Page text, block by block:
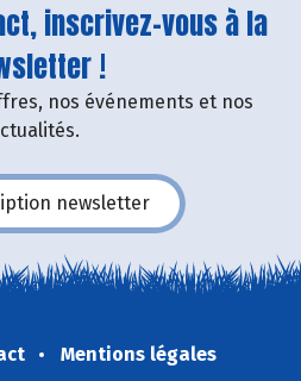
inscrivez-vous à la
!
nos événements et nos
newsletter
Mentions légales